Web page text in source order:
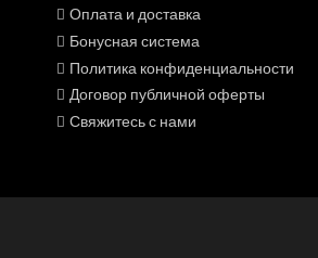
Оплата и доставка
Бонусная система
Политика конфиденциальности
Договор публичной оферты
Свяжитесь с нами